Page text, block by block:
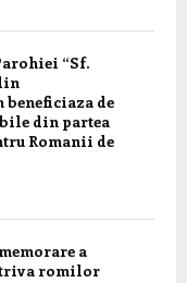
“Sf.
beneficiaza de
din partea
Romanii de
a
romilor